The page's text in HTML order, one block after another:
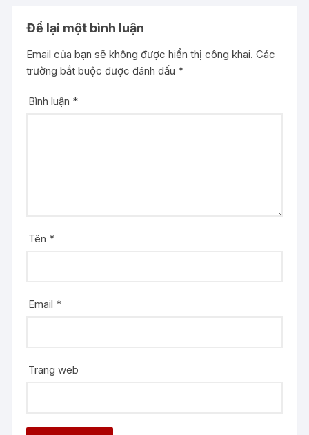
Để lại một bình luận
Email của bạn sẽ không được hiển thị công khai. Các
trường bắt buộc được đánh dấu *
Bình luận *
Tên *
Email *
Trang web